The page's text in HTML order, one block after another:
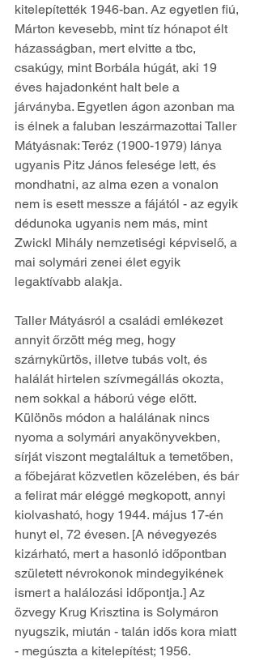
kitelepítették 1946-ban. Az egyetlen fiú,
Márton kevesebb, mint tíz hónapot élt
házasságban, mert elvitte a tbc,
csakúgy, mint Borbála húgát, aki 19
éves hajadonként halt bele a
járványba. Egyetlen ágon azonban ma
is élnek a faluban leszármazottai Taller
Mátyásnak: Teréz (1900-1979) lánya
ugyanis Pitz János felesége lett, és
mondhatni, az alma ezen a vonalon
nem is esett messze a fájától - az egyik
dédunoka ugyanis nem más, mint
Zwickl Mihály nemzetiségi képviselő, a
mai solymári zenei élet egyik
legaktívabb alakja.
Taller Mátyásról a családi emlékezet
annyit őrzött még meg, hogy
szárnykürtös, illetve tubás volt, és
halálát hirtelen szívmegállás okozta,
nem sokkal a háború vége előtt.
Különös módon a halálának nincs
nyoma a solymári anyakönyvekben,
sírját viszont megtaláltuk a temetőben,
a főbejárat közvetlen közelében, és bár
a felirat már eléggé megkopott, annyi
kiolvasható, hogy 1944. május 17-én
hunyt el, 72 évesen. [A névegyezés
kizárható, mert a hasonló időpontban
született névrokonok mindegyikének
ismert a halálozási időpontja.] Az
özvegy Krug Krisztina is Solymáron
nyugszik, miután - talán idős kora miatt
- megúszta a kitelepítést; 1956.